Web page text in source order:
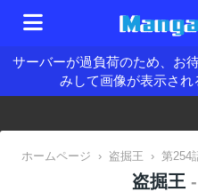
サーバーが過負荷のため、お
みして画像が表示され
ホームページ › 盗掘王 › 第254
盗掘王